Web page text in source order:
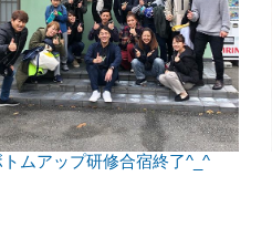
トムアップ研修合宿終了^_^